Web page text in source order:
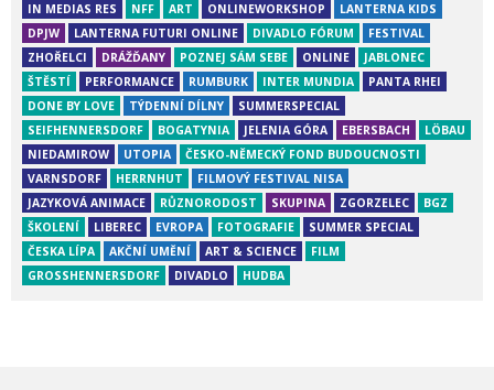
IN MEDIAS RES NFF ART ONLINEWORKSHOP
LANTERNA KIDS
DPJW
LANTERNA FUTURI ONLINE DIVADLO FÓRUM
FESTIVAL
ZHOŘELCI
DRÁŽĎANY POZNEJ SÁM SEBE ONLINE
JABLONEC
ŠTĚSTÍ
PERFORMANCE RUMBURK INTER MUNDIA
PANTA RHEI
DONE BY LOVE
TÝDENNÍ DÍLNY
SUMMERSPECIAL
SEIFHENNERSDORF
BOGATYNIA JELENIA GÓRA EBERSBACH
LÖBAU
NIEDAMIROW
UTOPIA
ČESKO-NĚMECKÝ FOND BUDOUCNOSTI
VARNSDORF
HERRNHUT
FILMOVÝ FESTIVAL NISA
JAZYKOVÁ ANIMACE
RŮZNORODOST SKUPINA ZGORZELEC
BGZ
ŠKOLENÍ
LIBEREC EVROPA FOTOGRAFIE
SUMMER SPECIAL
ČESKA LÍPA
AKČNÍ UMĚNÍ ART & SCIENCE
FILM
GROSSHENNERSDORF
DIVADLO HUDBA